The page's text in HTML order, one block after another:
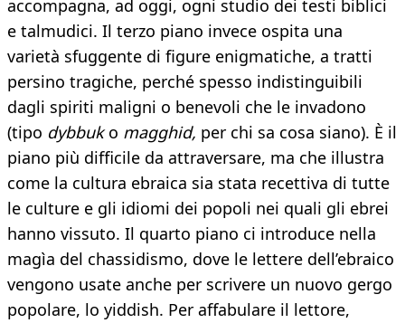
accompagna, ad oggi, ogni studio dei testi biblici
e talmudici. Il terzo piano invece ospita una
varietà sfuggente di figure enigmatiche, a tratti
persino tragiche, perché spesso indistinguibili
dagli spiriti maligni o benevoli che le invadono
(tipo dybbuko magghid, per chi sa cosa siano). È il
piano più difficile da attraversare, ma che illustra
come la cultura ebraica sia stata recettiva di tutte
le culture e gli idiomi dei popoli nei quali gli ebrei
hanno vissuto. Il quarto piano ci introduce nella
magìa del chassidismo, dove le lettere dell’ebraico
vengono usate anche per scrivere un nuovo gergo
popolare, lo yiddish. Per affabulare il lettore,